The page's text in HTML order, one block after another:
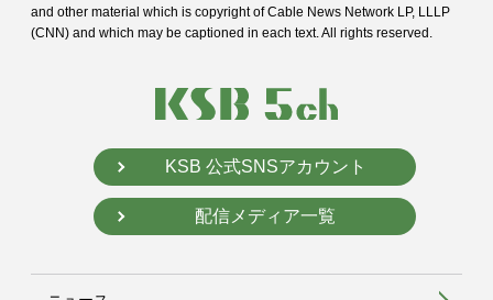
and other material which is copyright of Cable News Network LP, LLLP
(CNN) and which may be captioned in each text. All rights reserved.
KSB 公式SNSアカウント
配信メディア一覧